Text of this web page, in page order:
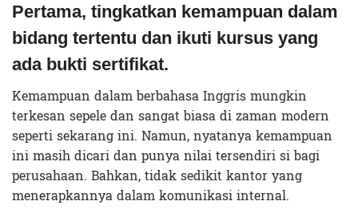
Pertama, tingkatkan kemampuan dalam
bidang tertentu dan ikuti kursus yang
ada bukti sertifikat.
Kemampuan dalam berbahasa Inggris mungkin
terkesan sepele dan sangat biasa di zaman modern
seperti sekarang ini. Namun, nyatanya kemampuan
ini masih dicari dan punya nilai tersendiri si bagi
perusahaan. Bahkan, tidak sedikit kantor yang
menerapkannya dalam komunikasi internal.